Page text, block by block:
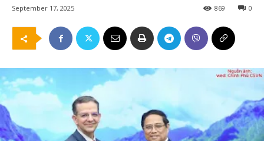
September 17, 2025 0
869